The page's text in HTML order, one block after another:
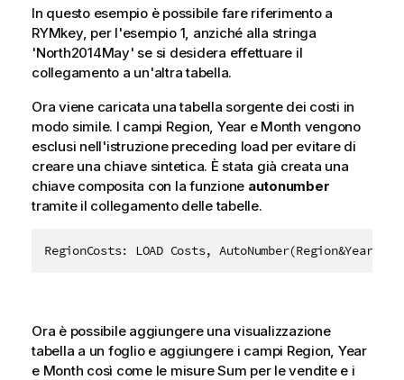
In questo esempio è possibile fare riferimento a
RYMkey, per l'esempio 1, anziché alla stringa
'North2014May' se si desidera effettuare il
collegamento a un'altra tabella.
Ora viene caricata una tabella sorgente dei costi in
modo simile. I campi Region Yeare Month vengono
esclusi nell'istruzione preceding load per evitare di
creare una chiave sintetica. È stata già creata una
chiave composita con la funzione autonumber
tramite il collegamento delle tabelle.
Ora è possibile aggiungere una visualizzazione
tabella a un foglio e aggiungere i campi Region Year
e Month così come le misure Sum per le vendite e i